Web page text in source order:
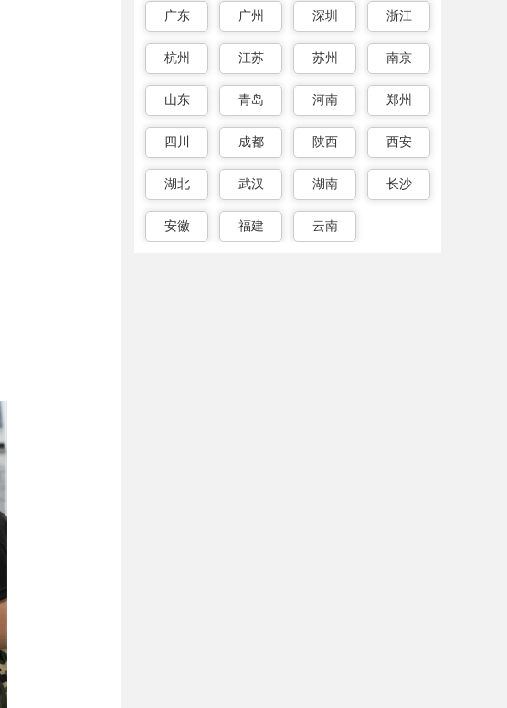
广东 广州 深圳 浙江
杭州 江苏 苏州 南京
山东 青岛 河南 郑州
四川 成都 陕西 西安
湖北 武汉 湖南 长沙
安徽 福建 云南